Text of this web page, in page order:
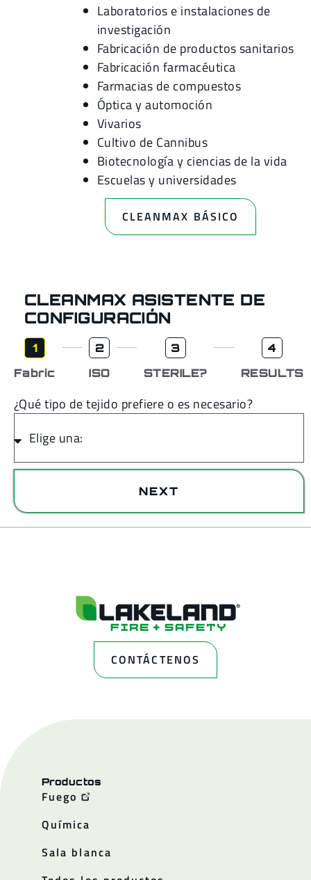
Laboratorios e instalaciones de
investigación
Fabricación de productos sanitarios
Fabricación farmacéutica
Farmacias de compuestos
Óptica y automoción
Vivarios
Cultivo de Cannibus
Biotecnología y ciencias de la vida
Escuelas y universidades
CLEANMAX BÁSICO
CLEANMAX ASISTENTE DE
CONFIGURACIÓN
1
Fabric
2
ISO
3
STERILE?
4
RESULTS
¿Qué tipo de tejido prefiere o es necesario?
NEXT
CONTÁCTENOS
Productos
Fuego
Química
Sala blanca